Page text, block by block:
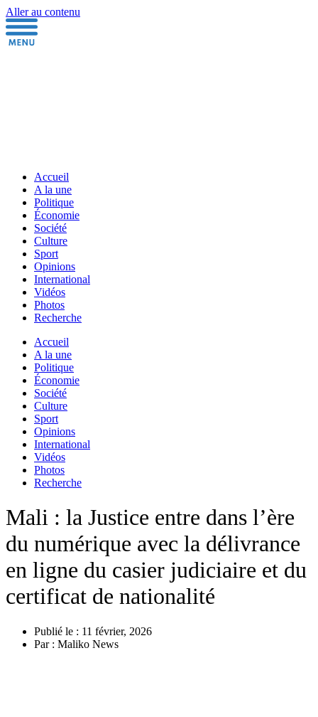
Aller au contenu
Accueil
A la une
Politique
Économie
Société
Culture
Sport
Opinions
International
Vidéos
Photos
Recherche
Accueil
A la une
Politique
Économie
Société
Culture
Sport
Opinions
International
Vidéos
Photos
Recherche
Mali : la Justice entre dans l’ère
du numérique avec la délivrance
en ligne du casier judiciaire et du
certificat de nationalité
Publié le : 11 février, 2026
Par : Maliko News